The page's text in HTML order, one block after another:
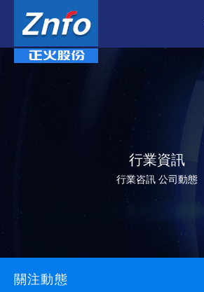
行業資訊
行業咨訊 公司動態
關注動態